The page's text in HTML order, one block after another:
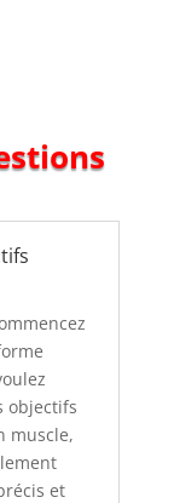
objectifs
muscle,
et